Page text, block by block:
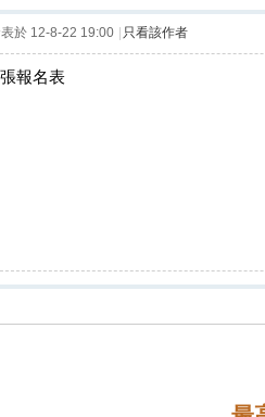
於 12-8-22 19:00 只看該作者
報名表